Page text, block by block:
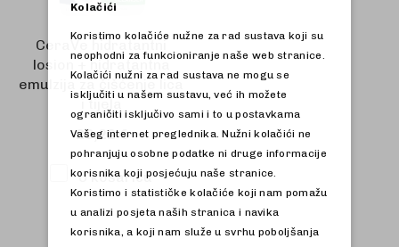
CeraVe hidratantni
losion + hidratantna
emulzija za čišćenje lica
i tijela
20,22 €
U košaricu
Kolačići
Koristimo kolačiće nužne za rad sustava koji su
neophodni za funkcioniranje naše web stranice.
Kolačići nužni za rad sustava ne mogu se
isključiti u našem sustavu, već ih možete
ograničiti isključivo sami i to u postavkama
Vašeg internet preglednika. Nužni kolačići ne
pohranjuju osobne podatke ni druge informacije
korisnika koji posjećuju naše stranice.
Koristimo i statističke kolačiće koji nam pomažu
u analizi posjeta naših stranica i navika
korisnika, a koji nam služe u svrhu poboljšanja